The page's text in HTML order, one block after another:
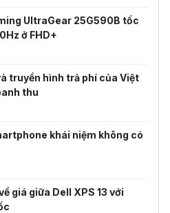
UltraGear 25G590B tốc
ở FHD+
truyền hình trả phí của Việt
thu
khái niệm không có
giá giữa Dell XPS 13 với